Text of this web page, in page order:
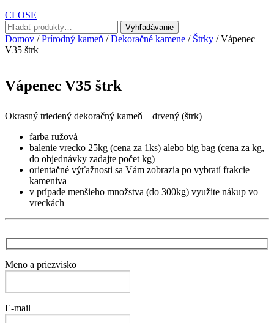
CLOSE
Hľadať:
Vyhľadávanie
Domov /Prírodný kameň /Dekoračné kamene / Štrky / Vápenec
V35 štrk
Vápenec V35 štrk
Okrasný triedený dekoračný kameň – drvený (štrk)
farba ružová
balenie vrecko 25kg (cena za 1ks) alebo big bag (cena za kg,
do objednávky zadajte počet kg)
orientačné výťažnosti sa Vám zobrazia po vybratí frakcie
kameniva
v prípade menšieho množstva (do 300kg) využite nákup vo
vreckách
Meno a priezvisko
E-mail